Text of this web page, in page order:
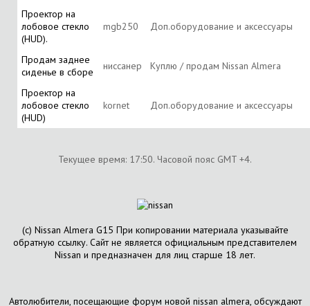
Проектор на
лобовое стекло
(HUD).
mgb250 Доп.оборудование и аксессуары
Продам заднее
сиденье в сборе
ниссанер Куплю / продам Nissan Almera
Проектор на
лобовое стекло
(HUD)
kornet Доп.оборудование и аксессуары
Текущее время: 17:50. Часовой пояс GMT +4.
(с) Nissan Almera G15 При копировании материала указывайте
обратную ссылку. Сайт не является официальным представителем
Nissan и предназначен для лиц старше 18 лет.
Автолюбители, посещающие форум новой nissan almera, обсуждают